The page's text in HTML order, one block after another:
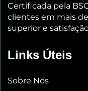
Certificada pela
clientes em mais
superior e
Links Úteis
Sobre Nós